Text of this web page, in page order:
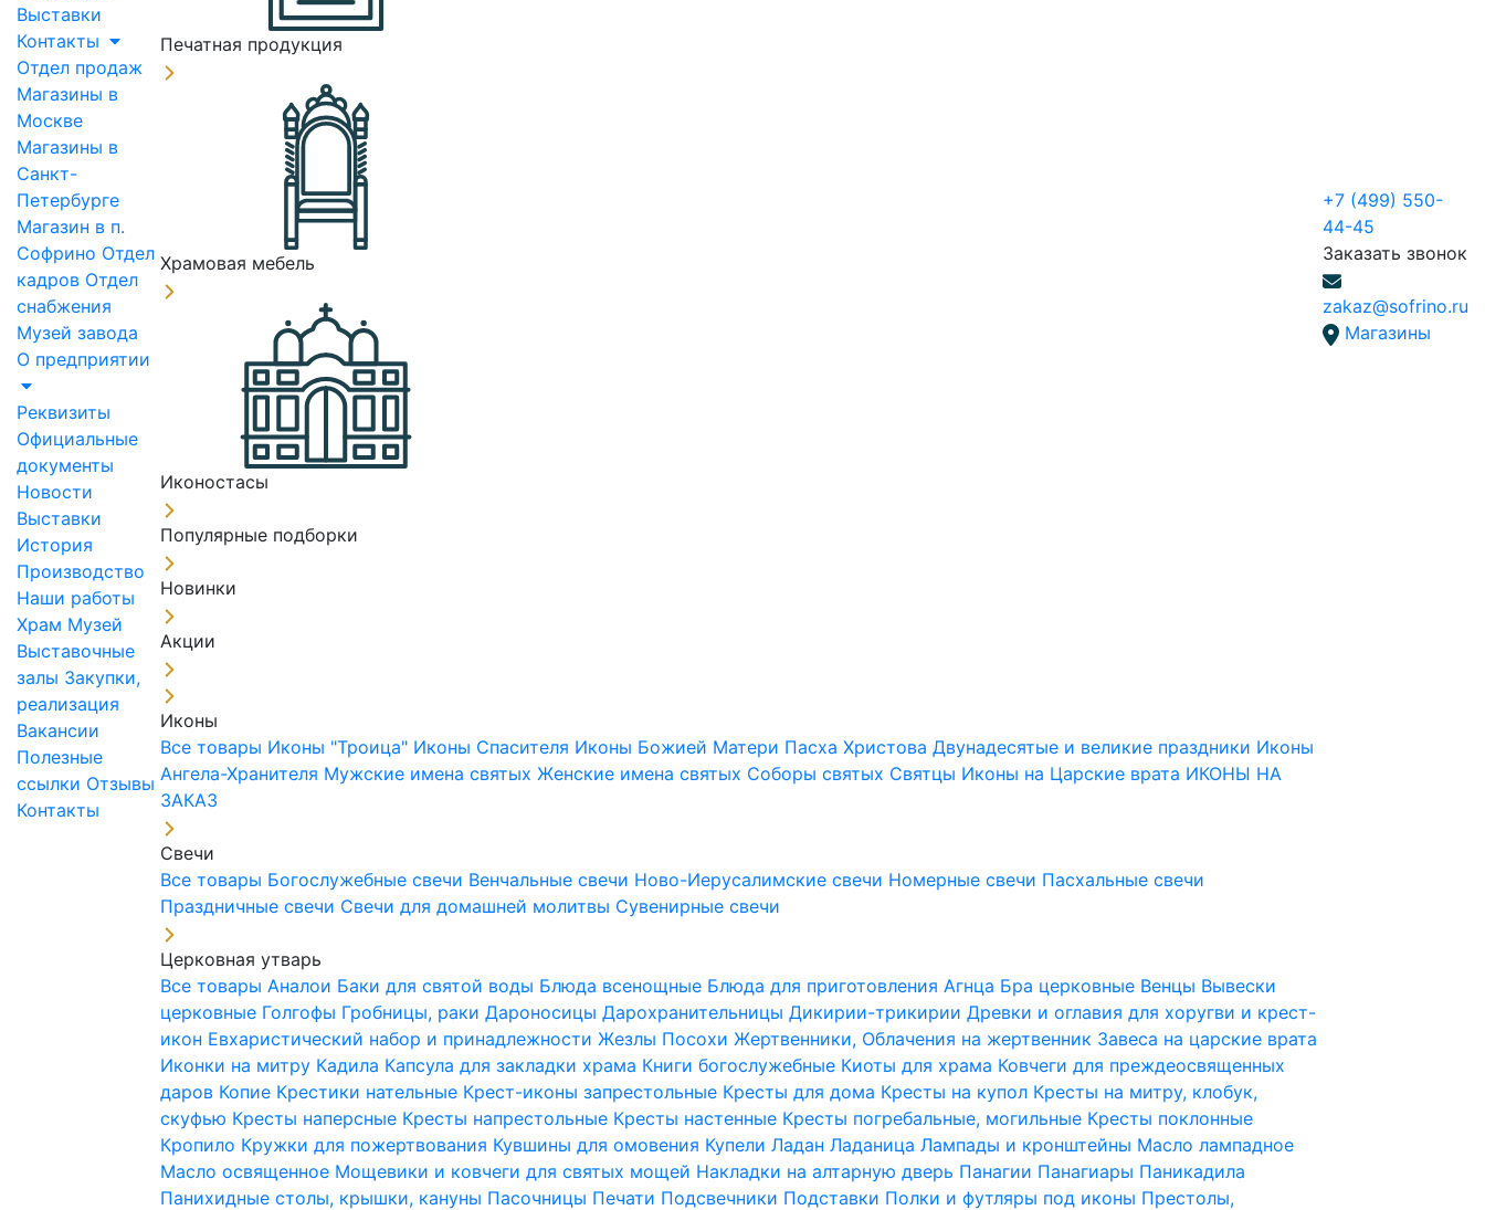
Выставки
Контакты
Отдел продаж
Магазины в
Москве
Магазины в
Санкт-
Петербурге
Магазин в п.
Софрино Отдел
кадров Отдел
снабжения
Музей завода
О предприятии
Реквизиты
Официальные
документы
Новости
Выставки
История
Производство
Наши работы
Храм Музей
Выставочные
залы Закупки,
реализация
Вакансии
Полезные
ссылки Отзывы
Контакты
Печатная продукция
Храмовая мебель
Иконостасы
Популярные подборки
Новинки
Акции
Иконы
Все товары Иконы "Троица" Иконы Спасителя Иконы Божией Матери Пасха ХристоваДвунадесятые и великие праздники Иконы
Ангела-Хранителя Мужские имена святыхЖенские имена святых Соборы святых Святцы Иконы на Царские врата ИКОНЫ НА
ЗАКАЗ
Свечи
Все товары Богослужебные свечи Венчальные свечи Ново-Иерусалимские свечи Номерные свечи Пасхальные свечи
Праздничные свечи Свечи для домашней молитвы Сувенирные свечи
Церковная утварь
Все товарыАналои Баки для святой воды Блюда всенощные Блюда для приготовления Агнца Бра церковные Венцы Вывески
церковные Голгофы Гробницы, ракиДароносицыДарохранительницыДикирии-трикирииДревки и оглавия для хоругви и крест-
икон Евхаристический набор и принадлежностиЖезлы ПосохиЖертвенники, Облачения на жертвенник Завеса на царские врата
Иконки на митру Кадила Капсула для закладки храма Книги богослужебные Киоты для храма Ковчеги для преждеосвященных
даров Копие Крестики нательные Крест-иконы запрестольные Кресты для дома Кресты на купол Кресты на митру, клобук,
скуфью Кресты наперсные Кресты напрестольные Кресты настенные Кресты погребальные, могильные Кресты поклонные
Кропило Кружки для пожертвования Кувшины для омовения КупелиЛаданЛаданицаЛампады и кронштейны Масло лампадное
Масло освященное Мощевики и ковчеги для святых мощей Накладки на алтарную дверь Панагии Панагиары Паникадила
Панихидные столы, крышки, кануны Пасочницы Печати Подсвечники Подставки Полки и футляры под иконы Престолы,
+7 (499) 550-
44-45
Заказать звонок
zakaz@sofrino.ru
Магазины